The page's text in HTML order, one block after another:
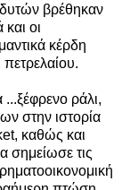
βρέθηκαν
οι
κέρδη
ράλι,
στην ιστορία
καθώς και
σημείωσε τις